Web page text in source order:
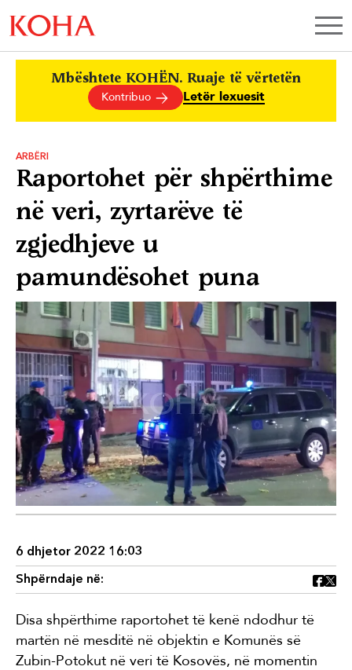
Mbështete KOHËN. Ruaje të vërtetën
Kontribuo Letër lexuesit
ARBËRI
Raportohet për shpërthime
në veri, zyrtarëve të
zgjedhjeve u
pamundësohet puna
6 dhjetor 2022 16:03
Shpërndaje në:
Disa shpërthime raportohet të kenë ndodhur të
martën në mesditë në objektin e Komunës së
Zubin-Potokut në veri të Kosovës, në momentin